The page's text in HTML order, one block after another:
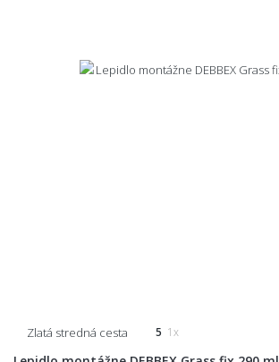
Zlatá stredná cesta 5 1x